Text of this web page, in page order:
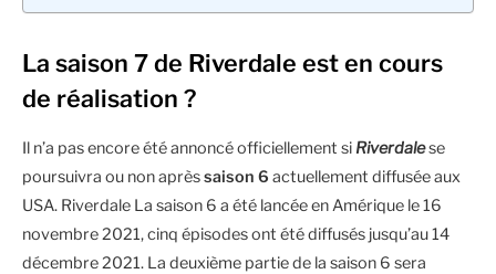
La saison 7 de Riverdale est en cours
de réalisation ?
Il n’a pas encore été annoncé officiellement si Riverdalese
poursuivra ou non aprèssaison 6 actuellement diffusée aux
USA. Riverdale La saison 6 a été lancée en Amérique le 16
novembre 2021, cinq épisodes ont été diffusés jusqu’au 14
décembre 2021. La deuxième partie de la saison 6 sera